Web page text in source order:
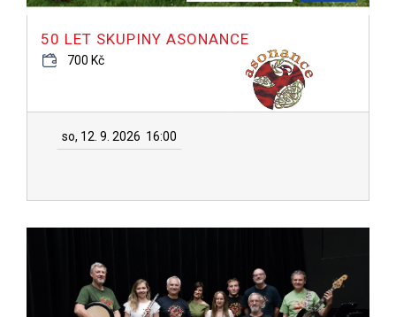
50 LET SKUPINY ASONANCE
700 Kč
so, 12. 9. 2026 16:00